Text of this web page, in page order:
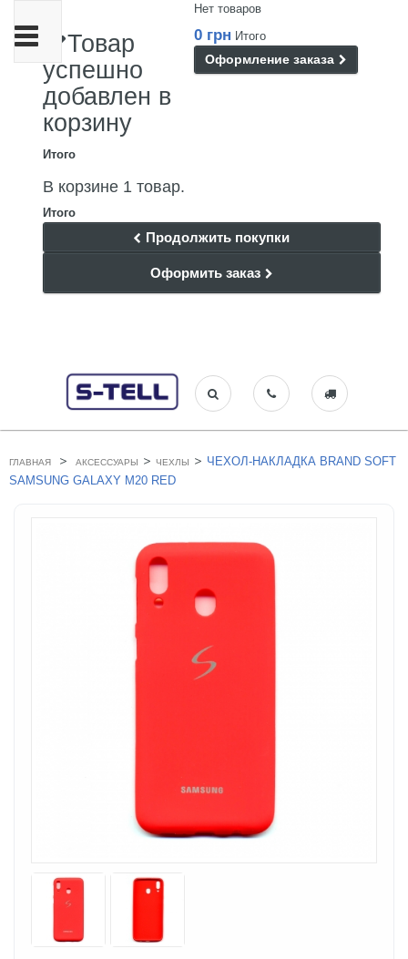
Нет товаров
0 грн Итого
Оформление заказа
Товар
успешно
добавлен в
корзину
Итого
В корзине 1 товар.
Итого
Продолжить покупки
Оформить заказ
Переключить
навигации
ГЛАВНАЯ > АКСЕССУАРЫ > ЧЕХЛЫ > ЧЕХОЛ-НАКЛАДКА BRAND SOFT
SAMSUNG GALAXY M20 RED